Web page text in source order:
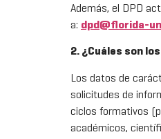
Además, el DPD
a: dpd@florida-
2. ¿Cuáles son
Los datos de
solicitudes de
ciclos formativos
académicos,